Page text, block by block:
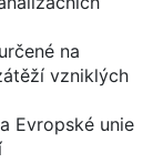
na
vzniklých
Evropské unie